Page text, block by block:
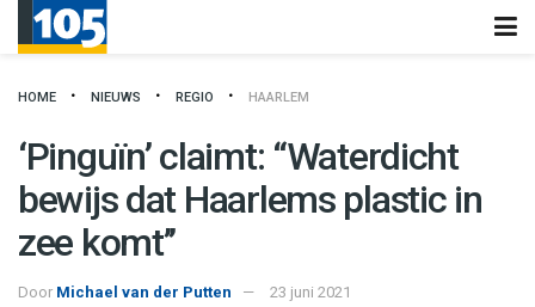
HOME NIEUWS REGIO HAARLEM
‘Pinguïn’ claimt: “Waterdicht
bewijs dat Haarlems plastic in
zee komt’’
Door Michael van der Putten 23 juni 2021